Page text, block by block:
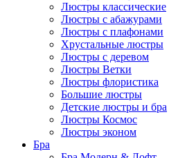
Люстры классические
Люстры с абажурами
Люстры с плафонами
Хрустальные люстры
Люстры с деревом
Люстры Ветки
Люстры флористика
Большие люстры
Детские люстры и бра
Люстры Космос
Люстры эконом
Бра